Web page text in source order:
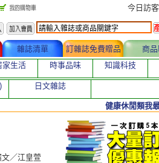
文／江皇萱
今日訪
雜誌清單 訂雜誌免費贈品
商品
家生活 時事品味 知識科技
日文雜誌
健康休閒類我